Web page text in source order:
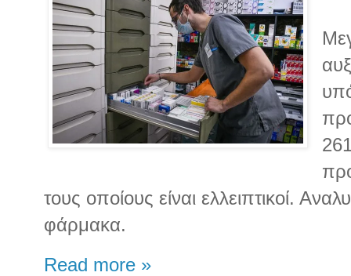
τους οποίους είναι ελλειπτικοί.
φάρμακα.
Read more »